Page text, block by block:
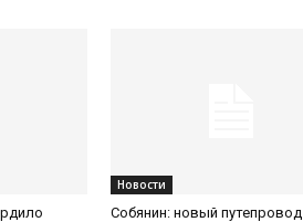
Новости
Собянин: новый путепровод